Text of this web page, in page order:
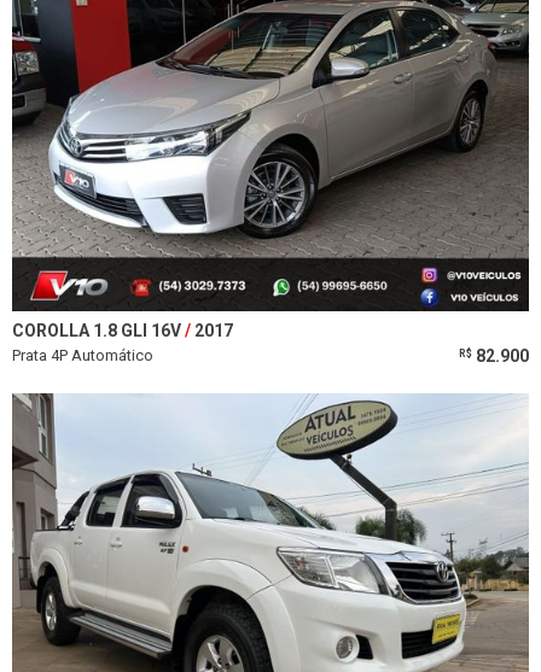
COROLLA 1.8 GLI 16V 2017
Prata 4P Automático R$ 82.900